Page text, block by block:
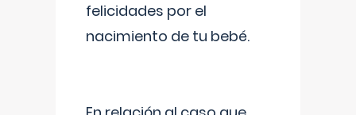
felicidades por el
nacimiento de tu bebé.